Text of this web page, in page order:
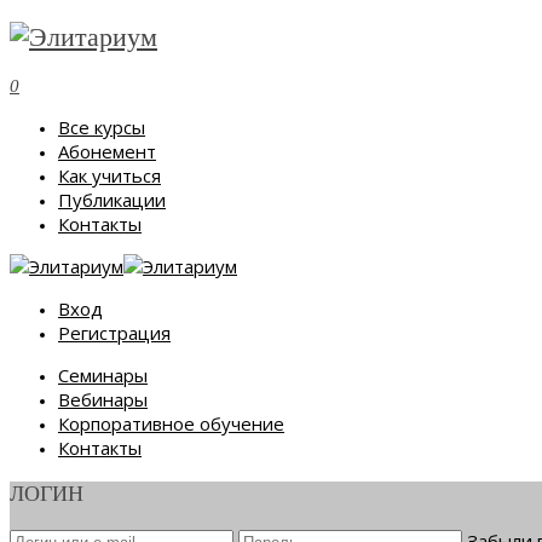
0
Все курсы
Абонемент
Как учиться
Публикации
Контакты
Вход
Регистрация
Семинары
Вебинары
Корпоративное обучение
Контакты
ЛОГИН